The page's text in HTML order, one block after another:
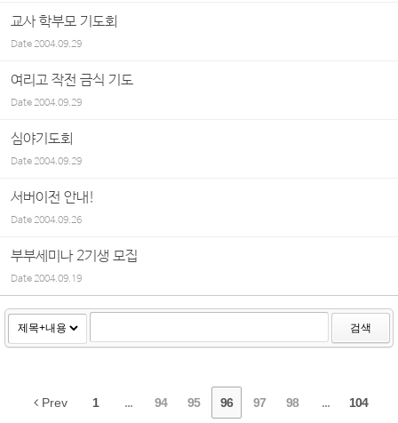
교사 학부모 기도회
Date2004.09.29
여리고 작전 금식 기도
Date2004.09.29
심야기도회
Date2004.09.29
서버이전 안내!
Date2004.09.26
부부세미나 2기생 모집
Date2004.09.19
검색
Prev 1 ... 94 95 96 97 98 ... 104